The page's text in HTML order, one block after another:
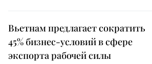
Вьетнам предлагает сократить
45% бизнес-условий в сфере
экспорта рабочей силы